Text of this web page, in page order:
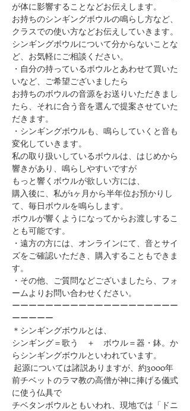
が体に影響することなどお伝えします。
お持ちのシンギングボウルの鳴らし方など、
クラスでの使い方などお伝えしていきます。
シンギングボウルについて分からないことな
ど、お気軽にご相談ください。
・自分の持っているボウルとあわせて買いた
いなど、ご希望ございましたら
お持ちのボウルの音源をお送りいただきまし
たら、それに合う音を選んで提案させていた
だきます。
・シンギングボウルも、鳴らしていくと音も
変化していきます。
私の取り扱いしているボウルは、はじめから
響きがあり、鳴らしやすいですが
もっと響くボウルが欲しい方には、
購入後に、私が1ヶ月から半年位お預かりし
て、毎日ボウルを鳴らします。
ボウルが響くようになってからお渡しするこ
とも可能です。
・遠方の方には、オンラインにて、音とサイ
ズをご確認いただき、購入することもできま
す。
・その他、ご質問などございましたら、フォ
ームよりお問い合わせください。
ーーーーーーーーーーーーーーーーーーーー
ーーーーー
＊シンギングボウルとは、
シンギング＝歌う　＋　ボウル＝器・鉢。か
らシンギングボウルといわれています。
起源については諸説ありますが、約3000年
前チベットのラマ教の高僧が神に捧げる儀式
に使う仏具で
チベタンボウルともいわれ、現地では「ドニ